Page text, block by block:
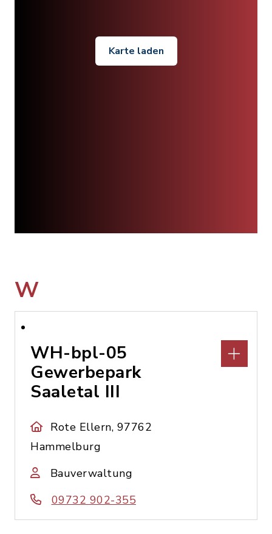
Karte laden
W
WH-bpl-05
Gewerbepark
Saaletal III
Rote Ellern, 97762
Hammelburg
Bauverwaltung
09732 902-355